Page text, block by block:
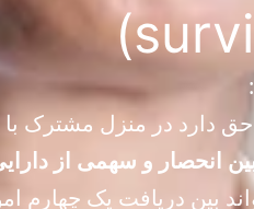
:
دارد در منزل مشترک با
انحصار و سهمی از
بین دریافت یک چهارم